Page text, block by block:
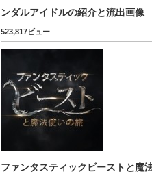
ンダルアイドルの紹介と流出画像
523,817ビュー
ファンタスティックビーストと魔